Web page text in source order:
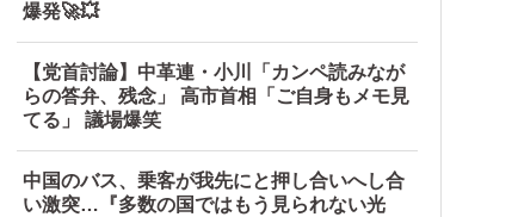
爆発🚀💥
【党首討論】中革連・小川「カンペ読みなが
らの答弁、残念」 高市首相「ご自身もメモ見
てる」 議場爆笑
中国のバス、乗客が我先にと押し合いへし合
い激突…『多数の国ではもう見られない光